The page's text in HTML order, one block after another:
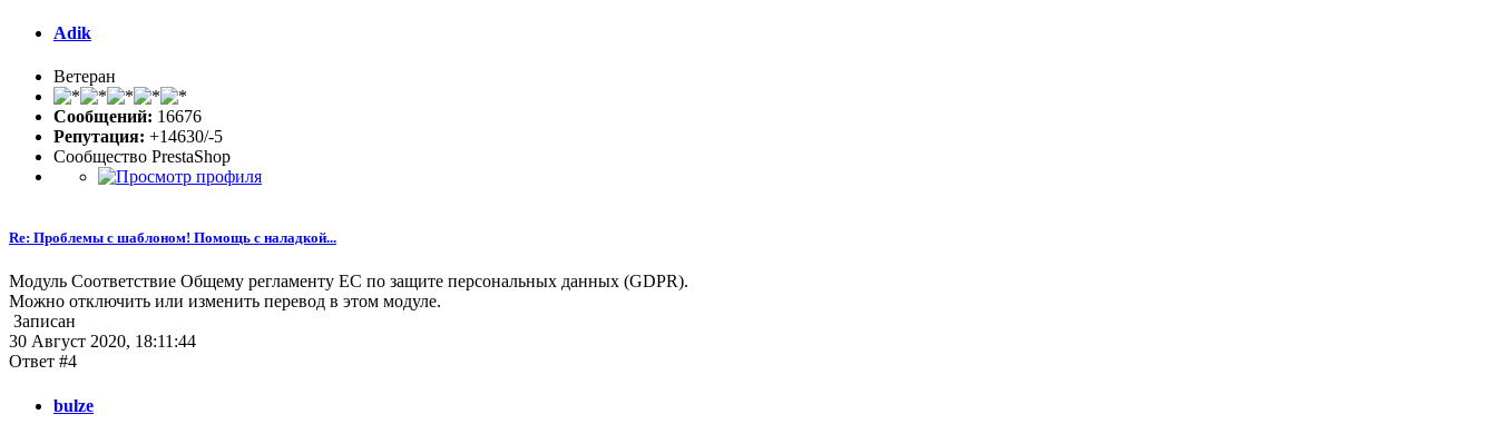
Adik
Ветеран
Сообщений: 16676
Репутация: +14630/-5
Сообщество PrestaShop
Re: Проблемы с шаблоном! Помощь с наладкой...
Модуль Соответствие Общему регламенту ЕС по защите персональных данных (GDPR).
Можно отключить или изменить перевод в этом модуле.
Записан
30 Август 2020, 18:11:44
Ответ #4
bulze